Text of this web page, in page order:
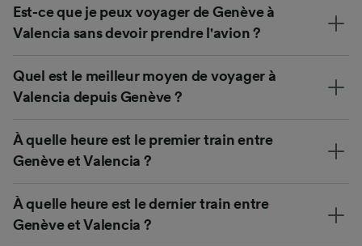
Est-ce que je peux voyager de Genève à
Valencia sans devoir prendre l'avion ?
Quel est le meilleur moyen de voyager à
Valencia depuis Genève ?
À quelle heure est le premier train entre
Genève et Valencia ?
À quelle heure est le dernier train entre
Genève et Valencia ?